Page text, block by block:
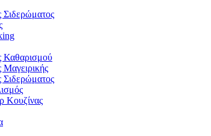
Σιδερώματος
Καθαρισμού
Μαγειρικής
Σιδερώματος
Κουζίνας